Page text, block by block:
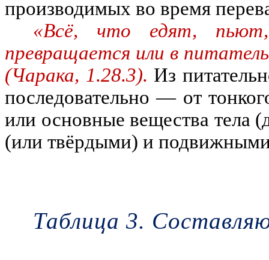
производимых во время
«Всё, что едят,
превращается или в
(Чарака, 1.28.3). Из
последовательно — от
или основные вещества тела
(или твёрдыми) и
Таблица 3.